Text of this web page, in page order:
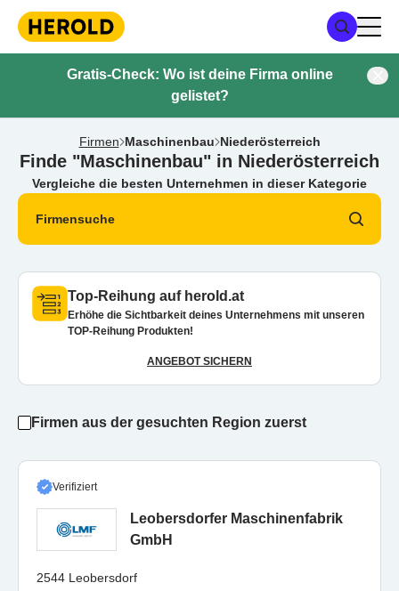
Gratis-Check: Wo ist deine Firma online
gelistet?
Firmen Maschinenbau Niederösterreich
Finde "Maschinenbau" in Niederösterreich
Vergleiche die besten Unternehmen in dieser Kategorie
Firmensuche
Top-Reihung auf herold.at
Erhöhe die Sichtbarkeit deines Unternehmens mit unseren
TOP-Reihung Produkten!
ANGEBOT SICHERN
Firmen aus der gesuchten Region zuerst
Verifiziert
Leobersdorfer Maschinenfabrik
GmbH
2544 Leobersdorf